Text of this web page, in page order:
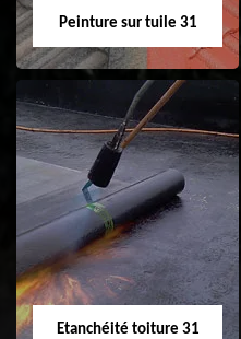
Peinture sur tuile 31
Peinture sur tuile
31
Etanchéité toiture 31